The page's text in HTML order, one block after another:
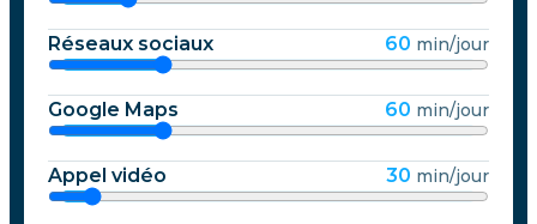
Réseaux sociaux 60 min/jour
Google Maps 60 min/jour
Appel vidéo 30 min/jour